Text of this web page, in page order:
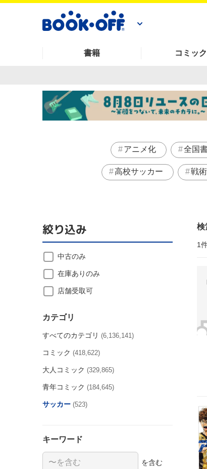
書籍 コミック
アニメ化 全国
高校サッカー 戦術
検
1
絞り込み
中古のみ
在庫ありのみ
店舗受取可
カテゴリ
すべてのカテゴリ (6,136,141)
コミック (418,622)
大人コミック (329,865)
青年コミック (184,645)
サッカー (523)
キーワード
を含む